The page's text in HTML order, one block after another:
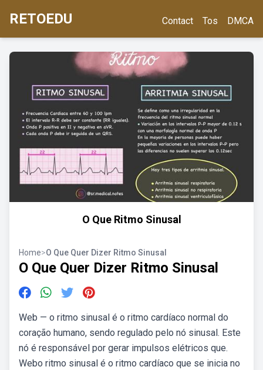
RETOEDU Contact Tos DMCA
O Que Ritmo Sinusal
Home>O Que Quer Dizer Ritmo Sinusal
O Que Quer Dizer Ritmo Sinusal
Web — o ritmo sinusal é o ritmo cardíaco normal do
coração humano, sendo regulado pelo nó sinusal. Este
nó é responsável por gerar impulsos elétricos que.
Webo ritmo sinusal é o ritmo cardíaco que se inicia no